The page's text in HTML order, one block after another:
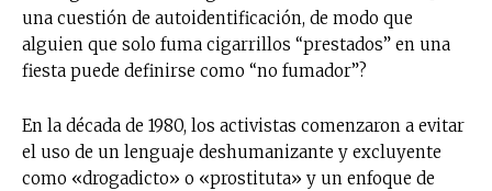
una cuestión de autoidentificación, de modo que
alguien que solo fuma cigarrillos “prestados” en una
fiesta puede definirse como “no fumador”?
En la década de 1980, los activistas comenzaron a evitar
el uso de un lenguaje deshumanizante y excluyente
como «drogadicto» o «prostituta» y un enfoque de